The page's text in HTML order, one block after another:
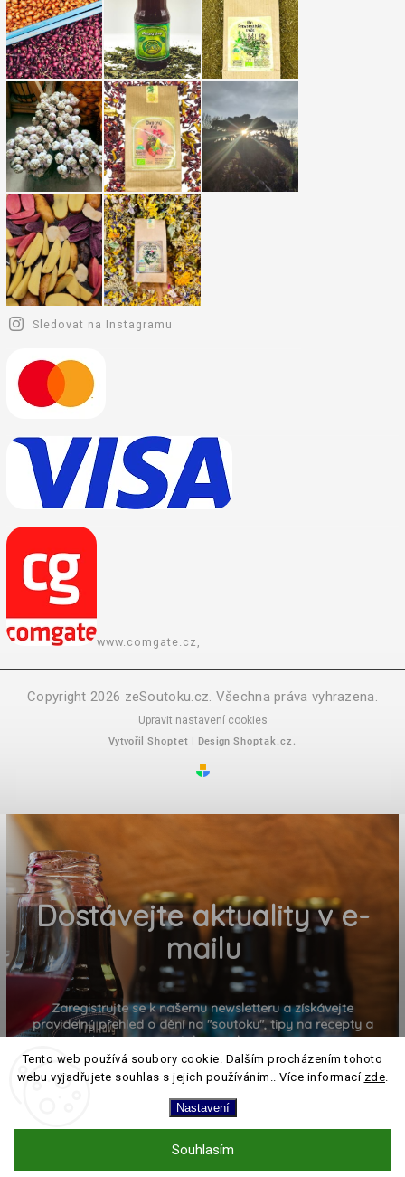
Tento web používá soubory cookie. Dalším procházením tohoto
webu vyjadřujete souhlas s jejich používáním.. Více informací zde.
Nastavení
Souhlasím
Sledovat na Instagramu
www.comgate.cz,
Copyright 2026 zeSoutoku.cz . Všechna práva vyhrazena.
Upravit nastavení cookies
Vytvořil Shoptet | Design Shoptak.cz.
Dostávejte aktuality v e-
mailu
Zaregistrujte se k našemu newsletteru a získávejte
pravidelný přehled o dění na "soutoku", tipy na recepty a
pozvánky na akce